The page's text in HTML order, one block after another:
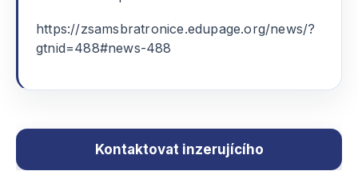
https://zsamsbratronice.edupage.org/news/?
gtnid=488#news-488